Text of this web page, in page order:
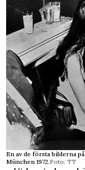
En av de första bilderna
München 1972.Foto: TT